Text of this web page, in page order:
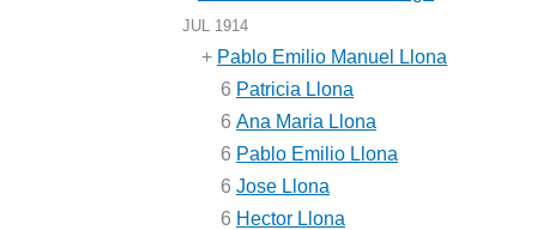
JUL 1914
+ Pablo Emilio Manuel Llona
6 Patricia Llona
6 Ana Maria Llona
6 Pablo Emilio Llona
6 Jose Llona
6 Hector Llona